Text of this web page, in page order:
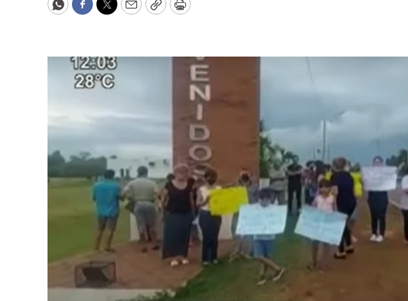
WhatsApp
Facebook
Twitter
EmailCopyPrint